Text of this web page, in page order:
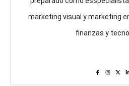
marketing visual y marketing
finanzas y